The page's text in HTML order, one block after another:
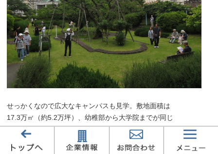
せっかくなので広大なキャンパスも見学。敷地面積は
17.3万㎡（約5.2万坪）、幼稚部から大学院までが同じ
敷地内にあり、緑の中にゆったりと建物が点在し
勉学の環境としては申し分のないところでした。